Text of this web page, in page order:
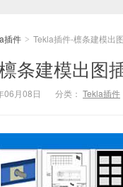
插件 > Tekla插件-檩条建模出
条建模出图
06月08日 分类： Tekla插件